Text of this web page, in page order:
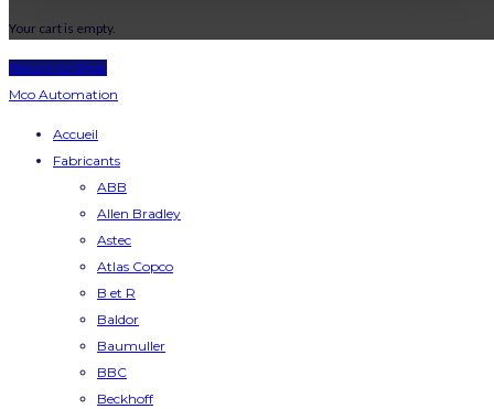
Your cart is empty.
Return to Shop
Mco Automation
Accueil
Fabricants
ABB
Allen Bradley
Astec
Atlas Copco
B et R
Baldor
Baumuller
BBC
Beckhoff